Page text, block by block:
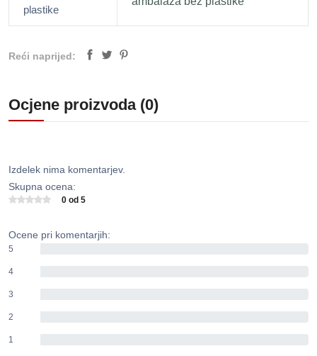
plastike
Reći naprijed:
Ocjene proizvoda (0)
Izdelek nima komentarjev.
Skupna ocena:
0 od 5
Ocene pri komentarjih:
5
4
3
2
1